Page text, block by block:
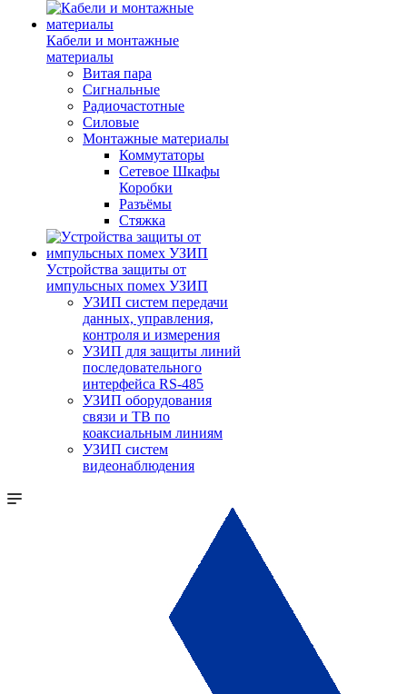
Кабели и монтажные
материалы
Витая пара
Сигнальные
Радиочастотные
Силовые
Монтажные материалы
Коммутаторы
Сетевое Шкафы
Коробки
Разъёмы
Стяжка
Уcтройства защиты от
импульсных помех УЗИП
УЗИП систем передачи
данных, управления,
контроля и измерения
УЗИП для защиты линий
последовательного
интерфейса RS-485
УЗИП оборудования
связи и ТВ по
коаксиальным линиям
УЗИП систем
видеонаблюдения